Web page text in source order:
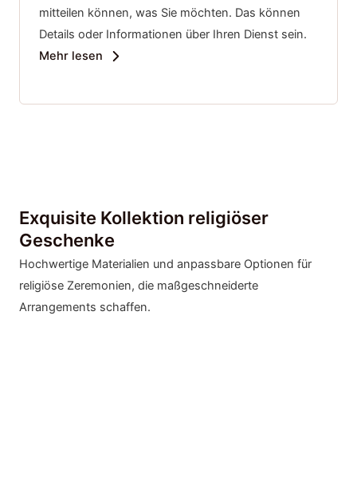
mitteilen können, was Sie möchten. Das können
Details oder Informationen über Ihren Dienst sein.
Mehr lesen
Exquisite Kollektion religiöser
Geschenke
Hochwertige Materialien und anpassbare Optionen für
religiöse Zeremonien, die maßgeschneiderte
Arrangements schaffen.